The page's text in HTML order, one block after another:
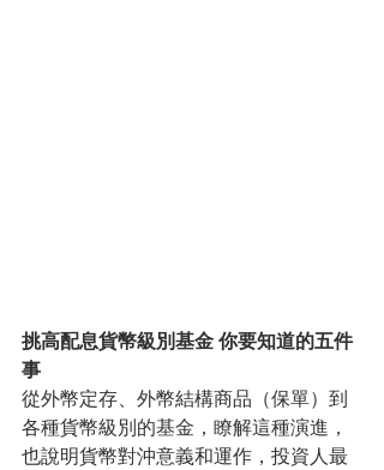
挑高配息貨幣級別基金 你要知道的五件
事
從外幣定存、外幣結構商品（保單）到
各種貨幣級別的基金，瞭解這種演進，
也說明貨幣對沖意義和運作，投資人最